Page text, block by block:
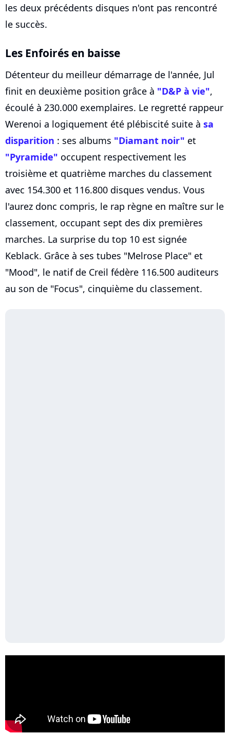
les deux précédents disques n'ont pas rencontré
le succès.
Les Enfoirés en baisse
Détenteur du meilleur démarrage de l'année, Jul
finit en deuxième position grâce à "D&P à vie",
écoulé à 230.000 exemplaires. Le regretté rappeur
Werenoi a logiquement été plébiscité suite à sa
disparition : ses albums "Diamant noir" et
"Pyramide" occupent respectivement les
troisième et quatrième marches du classement
avec 154.300 et 116.800 disques vendus. Vous
l'aurez donc compris, le rap règne en maître sur le
classement, occupant sept des dix premières
marches. La surprise du top 10 est signée
Keblack. Grâce à ses tubes "Melrose Place" et
"Mood", le natif de Creil fédère 116.500 auditeurs
au son de "Focus", cinquième du classement.